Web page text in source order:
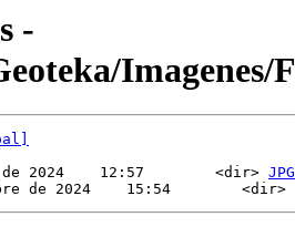
-
Imagenes/
de 2024    12:57        <dir> JPG
de 2024    15:54        <dir>